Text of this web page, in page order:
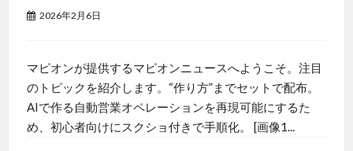
2026年2月6日
マピオンが提供するマピオンニュースへようこそ。注目
のトピックを紹介します。“作り方”までセットで配布。
AIで作る自動営業オペレーションを再現可能にするた
め、初心者向けにスクショ付きで手順化。 [画像1...